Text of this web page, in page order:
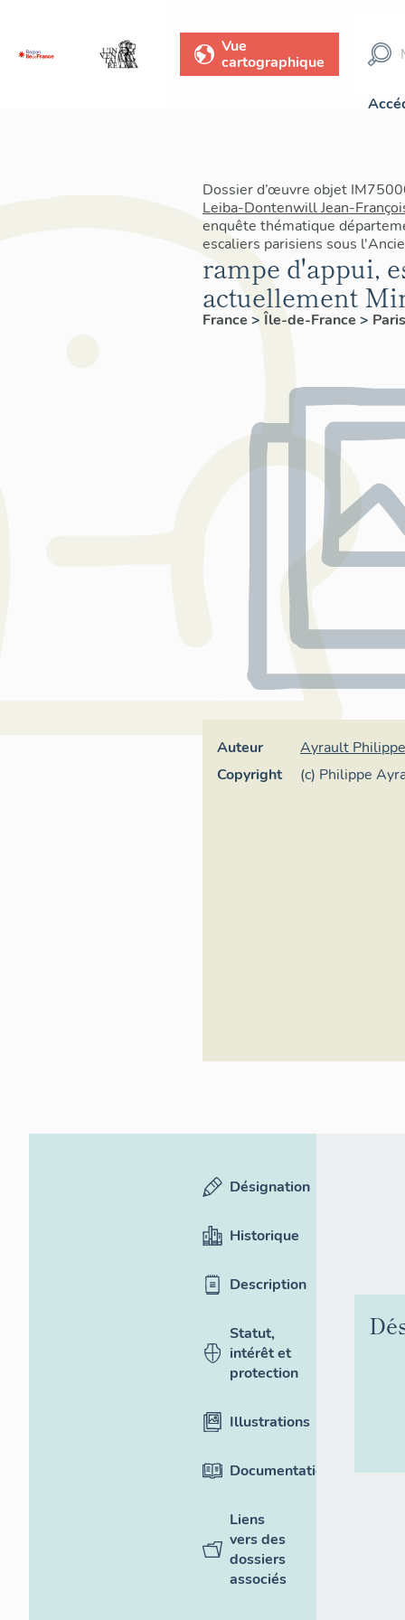
Vue
cartographique
Dossier d’œuvre objet
Leiba-Dontenwill Jean-
enquête thématique
escaliers parisiens sous
rampe d'appui,
actuellement
France > Île-de-France >
Auteur
Ayrault Philippe
Copyright
(c) Philippe
Désignation
Historique
Description
Statut,
intérêt et
protection
Illustrations
Documentation
Liens
vers des
dossiers
associés